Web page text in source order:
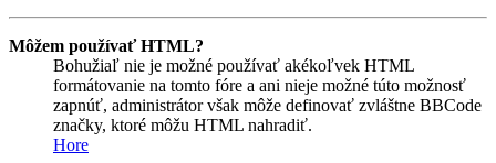
Môžem používať HTML?
Bohužiaľ nie je možné používať akékoľvek HTML
formátovanie na tomto fóre a ani nieje možné túto možnosť
zapnúť, administrátor však môže definovať zvláštne BBCode
značky, ktoré môžu HTML nahradiť.
Hore